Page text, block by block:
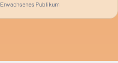
Erwachsenes Publikum